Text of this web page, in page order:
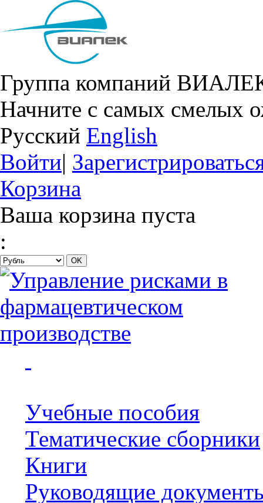
Группа компаний
Начните с самых смелых
Русский English
Войти|
Корзина
Ваша корзина пуста
:
Учебные пособия
Тематические сборники
Книги
Руководящие